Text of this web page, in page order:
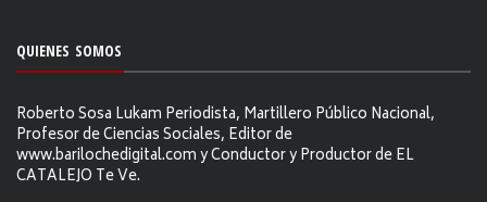
QUIENES SOMOS
Roberto Sosa Lukam Periodista, Martillero Público Nacional,
Profesor de Ciencias Sociales, Editor de
www.barilochedigital.com y Conductor y Productor de EL
CATALEJO Te Ve.